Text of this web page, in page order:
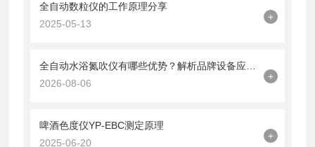
全自动数粒仪的工作原理分享
2025-05-13
+
全自动水浴氮吹仪有哪些优势？解析品牌设备应用特点
2026-08-06
+
啤酒色度仪YP-EBC测定原理
2025-06-20
+